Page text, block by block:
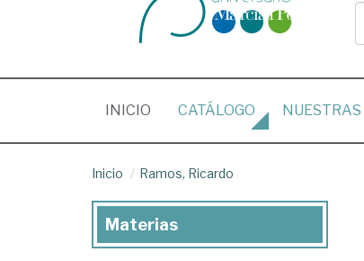
INICIO (CURRENT)
CATÁLOGO NUESTRAS
Inicio Ramos, Ricardo
Materias